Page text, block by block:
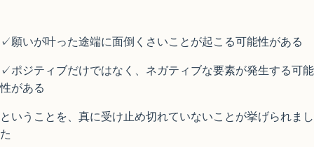
✓願いが叶った途端に面倒くさいことが起こる可能性がある
✓ポジティブだけではなく、ネガティブな要素が発生する可能
性がある
ということを、真に受け止め切れていないことが挙げられまし
た